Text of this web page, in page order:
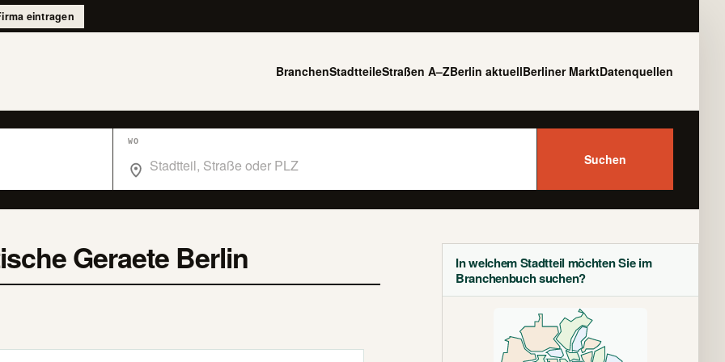
eintragen
BranchenStadtteileStraßen A–ZBerlin aktuellBerliner MarktDatenquellen
WO
Suchen
In welchem Stadtteil möchten Sie im
Branchenbuch suchen?
Geraete Berlin